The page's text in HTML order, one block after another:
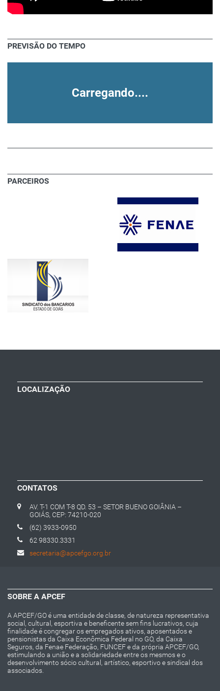
PREVISÃO DO TEMPO
Carregando....
PARCEIROS
LOCALIZAÇÃO
CONTATOS
AV. T-1 COM T-8 QD. 53 – SETOR BUENO GOIÂNIA –
GOIÁS, CEP: 74210-020
(62) 3933-0950
62 98330.3331
secretaria@apcefgo.org.br
SOBRE A APCEF
A APCEF/GO é uma entidade de classe, de natureza representativa
social, cultural, esportiva e beneficente sem fins lucrativos, cuja
finalidade é congregar os empregados ativos, aposentados e
pensionistas da Caixa Econômica Federal no GO, da Caixa
Seguros, da Fenae Federação, FUNCEF e da própria APCEF/GO,
estimulando a união e a solidariedade entre os mesmos e o
desenvolvimento sócio cultural, artístico, esportivo e sindical dos
associados.